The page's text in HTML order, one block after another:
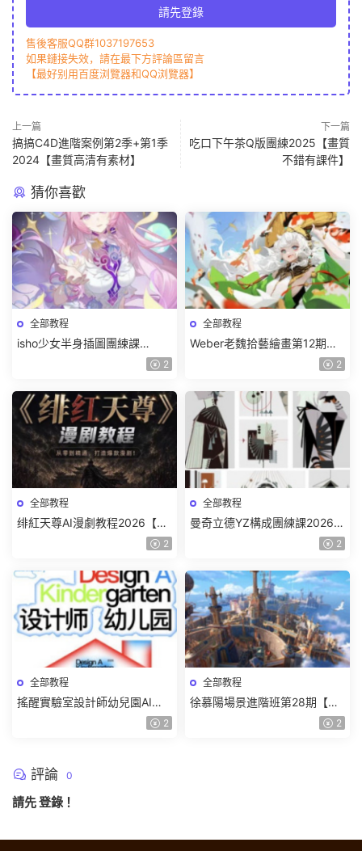
請先登錄
售後客服QQ群1037197653
如果鏈接失效，請在最下方評論區留言
【最好别用百度浏覽器和QQ浏覽器】
上一篇
搞搞C4D進階案例第2季+第1季
2024【畫質高清有素材】
下一篇
吃口下午茶Q版團練2025【畫質
不錯有課件】
猜你喜歡
全部教程
isho少女半身插圖團練課
2026【畫質高清隻有視頻】 2
全部教程
Weber老魏拾藝繪畫第12期角
色特訓班【畫質不錯隻有視
2
全部教程
绯紅天尊AI漫劇教程2026【畫
2
全部教程
曼奇立德YZ構成團練課2026年
8月已結課【畫質高清有課件】
2
全部教程
搖醒實驗室設計師幼兒園AI軟
件基礎課2025【畫質不錯有素
2
全部教程
徐慕陽場景進階班第28期【畫
2
評論 0
請先登錄 ！